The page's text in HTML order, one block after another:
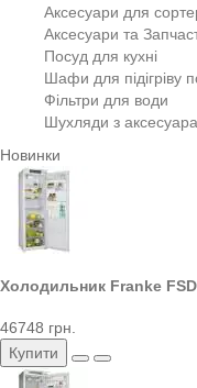
Аксесуари для
Аксесуари та
Посуд для кухні
Шафи для підігріву
Фільтри для води
Шухляди з
Новинки
Холодильник Franke
46748 грн.
Купити